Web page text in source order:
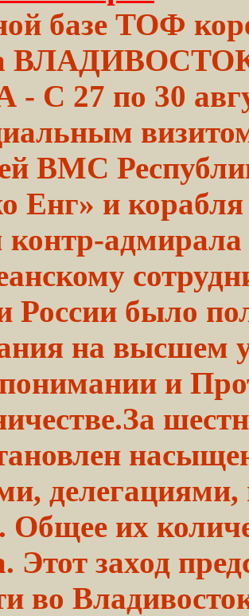
базе ТОФ
C 27 по 30
ВМС
Енг» и
контр-
России было
на высшем
и
делегациями,
Общее их
Этот заход
во